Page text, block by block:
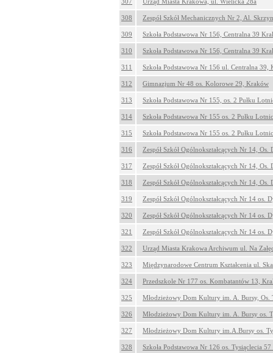
308 Zespół Szkół Mechanicznych Nr 2, Al.
309 Szkoła Podstawowa Nr 156, Centralna 39
310 Szkoła Podstawowa Nr 156, Centralna 39
311 Szkoła Podstawowa Nr 156 ul. Centralna 39,
312 Gimnazjum Nr 48 os. Kolorowe 29, Kraków
313 Szkoła Podstawowa Nr 155, os. 2 Pułku
314 Szkoła Podstawowa Nr 155 os. 2 Pułku
315 Szkoła Podstawowa Nr 155 os. 2 Pułku
316 Zespół Szkół Ogólnokształcących Nr 14,
317 Zespół Szkół Ogólnokształcących Nr 14,
318 Zespół Szkół Ogólnokształcących Nr 14,
319 Zespół Szkół Ogólnokształcących Nr 14
320 Zespół Szkół Ogólnokształcących Nr 14
321 Zespół Szkół Ogólnokształcących Nr 14
322 Urząd Miasta Krakowa Archiwum ul. Na
323 Międzynarodowe Centrum Kształcenia ul.
324 Przedszkole Nr 177 os. Kombatantów 13,
325 Młodzieżowy Dom Kultury im. A. Bursy, Os.
326 Młodzieżowy Dom Kultury im. A. Bursy os.
327 Młodzieżowy Dom Kultury im.A.Bursy os.
328 Szkoła Podstawowa Nr 126 os. Tysiąclecia